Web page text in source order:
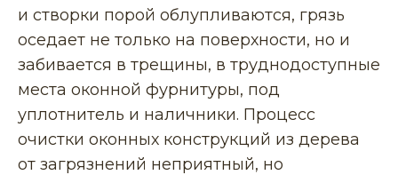
и створки порой облупливаются, грязь
оседает не только на поверхности, но и
забивается в трещины, в труднодоступные
места оконной фурнитуры, под
уплотнитель и наличники. Процесс
очистки оконных конструкций из дерева
от загрязнений неприятный, но